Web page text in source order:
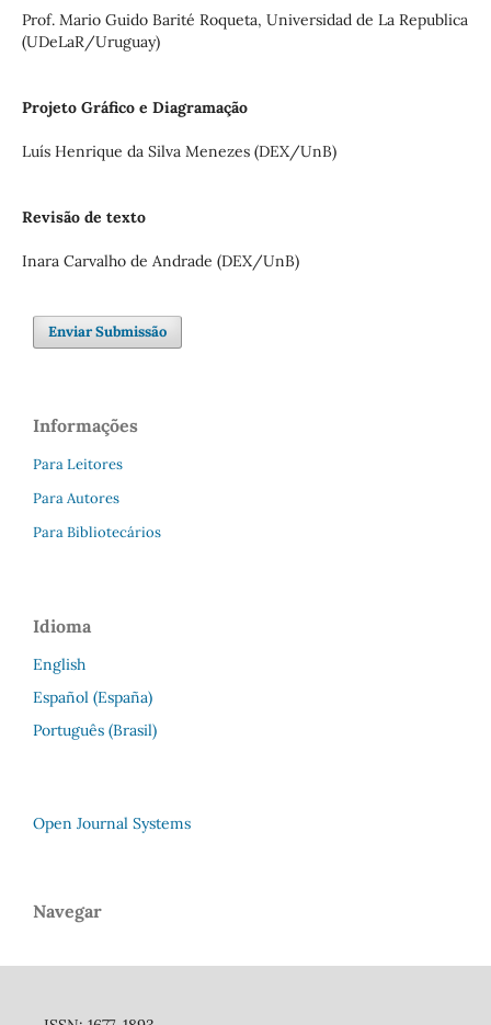
Prof. Mario Guido Barité Roqueta, Universidad de La Republica
(UDeLaR/Uruguay)
Projeto Gráfico e Diagramação
Luís Henrique da Silva Menezes (DEX/UnB)
Revisão de texto
Inara Carvalho de Andrade (DEX/UnB)
Enviar Submissão
Informações
Para Leitores
Para Autores
Para Bibliotecários
Idioma
English
Español (España)
Português (Brasil)
Open Journal Systems
Navegar